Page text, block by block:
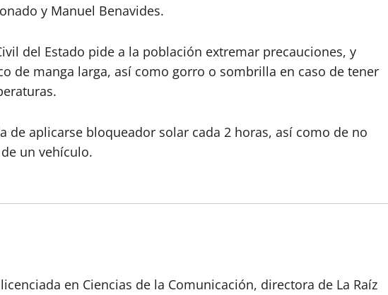
y Manuel Benavides.
del Estado pide a la población extremar precauciones, y
de manga larga, así como gorro o sombrilla en caso de tener
de aplicarse bloqueador solar cada 2 horas, así como de no
un vehículo.
en Ciencias de la Comunicación, directora de La Raíz